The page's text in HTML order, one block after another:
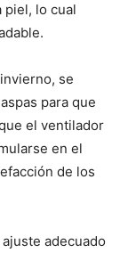
piel, lo cual
se
para que
el ventilador
en el
de los
adecuado